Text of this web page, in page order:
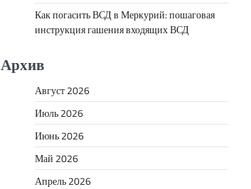
Как погасить ВСД в Меркурий: пошаговая
инструкция гашения входящих ВСД
Архив
Август 2026
Июль 2026
Июнь 2026
Май 2026
Апрель 2026